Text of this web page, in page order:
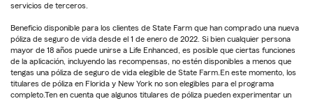
servicios de terceros.
Beneficio disponible para los clientes de State Farm que han comprado una nueva
póliza de seguro de vida desde el 1 de enero de 2022. Si bien cualquier persona
mayor de 18 años puede unirse a Life Enhanced, es posible que ciertas funciones
de la aplicación, incluyendo las recompensas, no estén disponibles a menos que
tengas una póliza de seguro de vida elegible de State Farm.En este momento, los
titulares de póliza en Florida y New York no son elegibles para el programa
completo.Ten en cuenta que algunos titulares de póliza pueden experimentar un